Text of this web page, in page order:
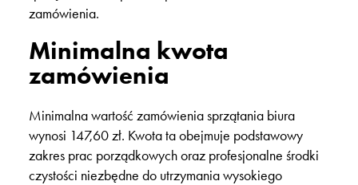
zamówienia.
Minimalna kwota
zamówienia
Minimalna wartość zamówienia sprzątania biura
wynosi 147,60 zł. Kwota ta obejmuje podstawowy
zakres prac porządkowych oraz profesjonalne środki
czystości niezbędne do utrzymania wysokiego